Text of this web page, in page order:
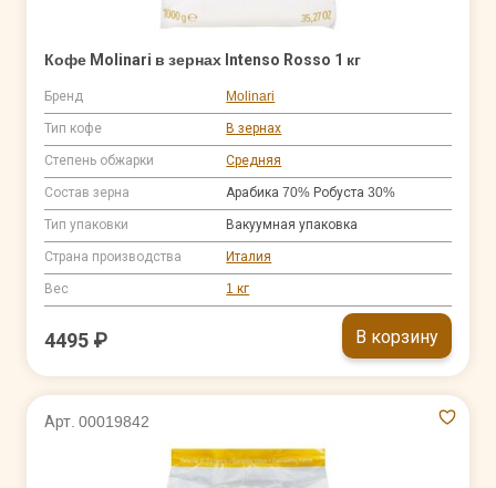
Кофе Molinari в зернах Intenso Rosso 1 кг
Бренд Molinari
Тип кофе В зернах
Степень обжарки Средняя
Состав зерна Арабика 70% Робуста 30%
Тип упаковки Вакуумная упаковка
Страна производства Италия
Вес 1 кг
4495 ₽ В корзину
Арт. 00019842